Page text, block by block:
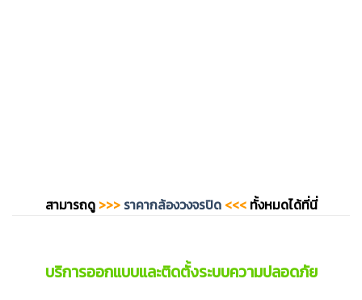
สามารถดู >>>ราคากล้องวงจรปิด <<<ทั้งหมดได้ที่นี่
บริการออกแบบและติดตั้งระบบความปลอดภัย